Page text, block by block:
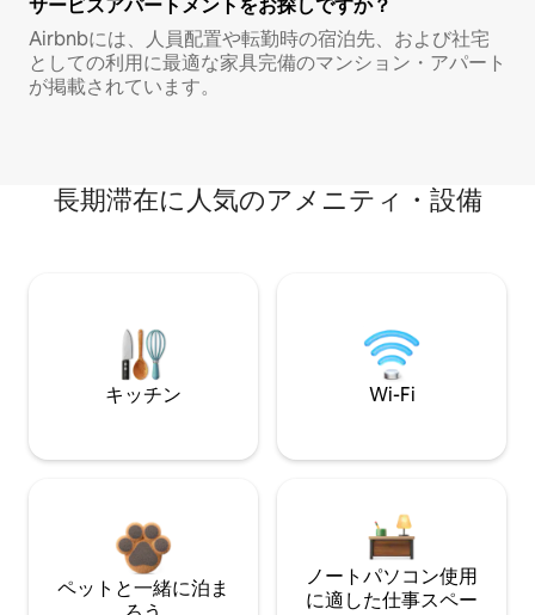
サービスアパートメントをお探しですか？
Airbnbには、人員配置や転勤時の宿泊先、および社宅
としての利用に最適な家具完備のマンション・アパート
が掲載されています。
長期滞在に人気のアメニティ・設備
キッチン Wi-Fi
ペットと一緒に泊ま
ノートパソコン使用
に適した仕事スペー